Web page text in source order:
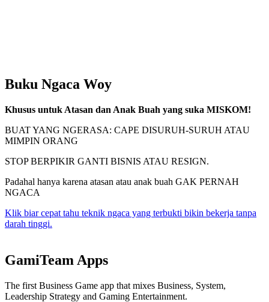
Buku Ngaca Woy
Khusus untuk Atasan dan Anak Buah yang suka MISKOM!
BUAT YANG NGERASA: CAPE DISURUH-SURUH ATAU
MIMPIN ORANG
STOP BERPIKIR GANTI BISNIS ATAU RESIGN.
Padahal hanya karena atasan atau anak buah GAK PERNAH
NGACA
Klik biar cepat tahu teknik ngaca yang terbukti bikin bekerja tanpa
darah tinggi.
GamiTeam Apps
The first Business Game app that mixes Business, System,
Leadership Strategy and Gaming Entertainment.